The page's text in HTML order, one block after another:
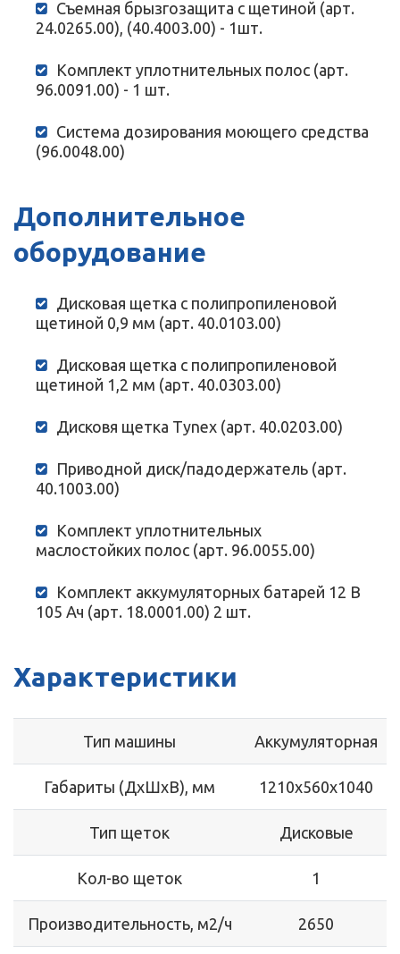
Съемная брызгозащита с щетиной (арт.
24.0265.00), (40.4003.00) - 1шт.
Комплект уплотнительных полос (арт.
96.0091.00) - 1 шт.
Система дозирования моющего средства
(96.0048.00)
Дополнительное
оборудование
Дисковая щетка с полипропиленовой
щетиной 0,9 мм (арт. 40.0103.00)
Дисковая щетка с полипропиленовой
щетиной 1,2 мм (арт. 40.0303.00)
Дисковя щетка Tynex (арт. 40.0203.00)
Приводной диск/падодержатель (арт.
40.1003.00)
Комплект уплотнительных
маслостойких полос (арт. 96.0055.00)
Комплект аккумуляторных батарей 12 В
105 Ач (арт. 18.0001.00) 2 шт.
Характеристики
Тип машины Аккумуляторная
Габариты (ДхШхВ), мм 1210х560х1040
Тип щеток Дисковые
Кол-во щеток 1
Производительность, м2/ч 2650